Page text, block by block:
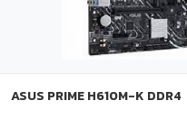
ASUS PRIME H610M-K DDR4